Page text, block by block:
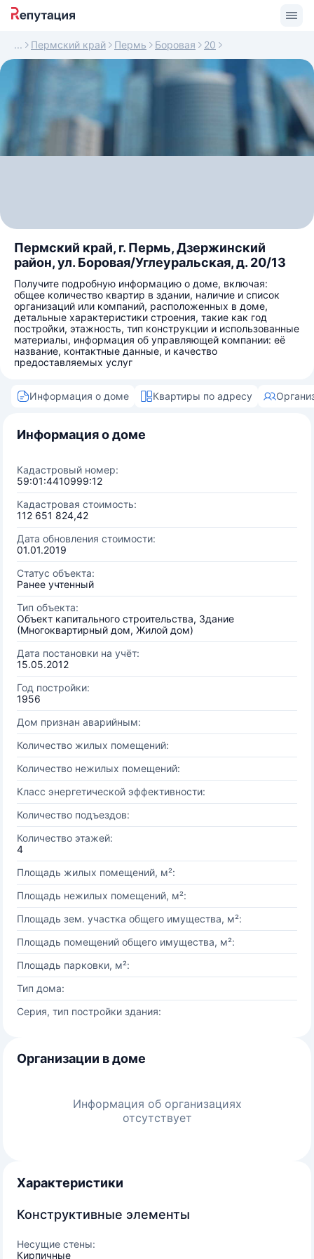
Пермский край Пермь Боровая 20
Пермский край, г. Пермь, Дзержинский
район, ул. Боровая/Углеуральская, д. 20/13
Получите подробную информацию о доме, включая:
общее количество квартир в здании, наличие и список
организаций или компаний, расположенных в доме,
детальные характеристики строения, такие как год
постройки, этажность, тип конструкции и использованные
материалы, информация об управляющей компании: её
название, контактные данные, и качество
предоставляемых услуг
Информация о доме Квартиры по адресу
Информация о доме
Кадастровый номер:
59:01:4410999:12
Кадастровая стоимость:
112 651 824,42
Дата обновления стоимости:
01.01.2019
Статус объекта:
Ранее учтенный
Тип объекта:
Объект капитального строительства, Здание
(Многоквартирный дом, Жилой дом)
Дата постановки на учёт:
15.05.2012
Год постройки:
1956
Дом признан аварийным:
Количество жилых помещений:
Количество нежилых помещений:
Класс энергетической эффективности:
Количество подъездов:
Количество этажей:
4
Площадь жилых помещений, м²:
Площадь нежилых помещений, м²:
Площадь зем. участка общего имущества, м²:
Площадь помещений общего имущества, м²:
Площадь парковки, м²:
Тип дома:
Серия, тип постройки здания:
Организации в доме
Информация об организациях
отсутствует
Характеристики
Конструктивные элементы
Несущие стены:
Кирпичные